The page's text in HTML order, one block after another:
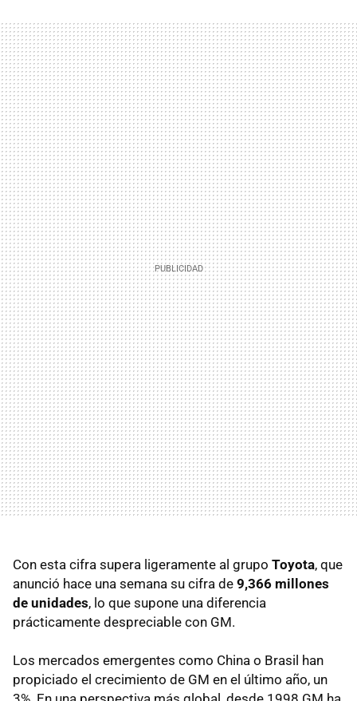
Con esta cifra supera ligeramente al grupo Toyota, que
anunció hace una semana su cifra de 9,366 millones
de unidades, lo que supone una diferencia
prácticamente despreciable con GM.
Los mercados emergentes como China o Brasil han
propiciado el crecimiento de GM en el último año, un